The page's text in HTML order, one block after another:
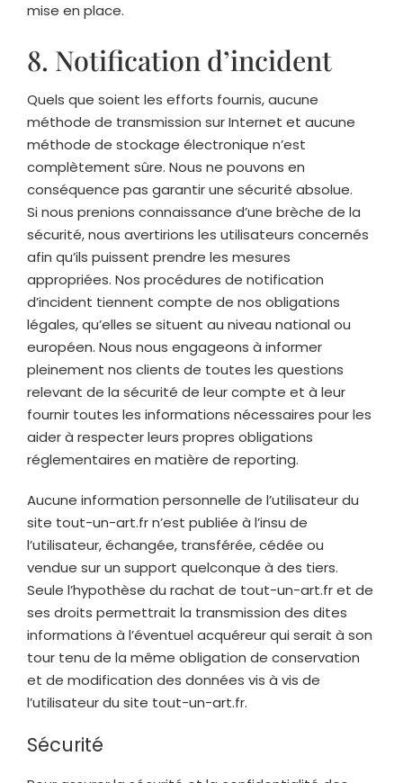
mise en place.
8. Notification d’incident
Quels que soient les efforts fournis, aucune
méthode de transmission sur Internet et aucune
méthode de stockage électronique n’est
complètement sûre. Nous ne pouvons en
conséquence pas garantir une sécurité absolue.
Si nous prenions connaissance d’une brèche de la
sécurité, nous avertirions les utilisateurs concernés
afin qu’ils puissent prendre les mesures
appropriées. Nos procédures de notification
d’incident tiennent compte de nos obligations
légales, qu’elles se situent au niveau national ou
européen. Nous nous engageons à informer
pleinement nos clients de toutes les questions
relevant de la sécurité de leur compte et à leur
fournir toutes les informations nécessaires pour les
aider à respecter leurs propres obligations
réglementaires en matière de reporting.
Aucune information personnelle de l’utilisateur du
site tout-un-art.frn’est publiée à l’insu de
l’utilisateur, échangée, transférée, cédée ou
vendue sur un support quelconque à des tiers.
Seule l’hypothèse du rachat de tout-un-art.fret de
ses droits permettrait la transmission des dites
informations à l’éventuel acquéreur qui serait à son
tour tenu de la même obligation de conservation
et de modification des données vis à vis de
l’utilisateur du site tout-un-art.fr.
Sécurité